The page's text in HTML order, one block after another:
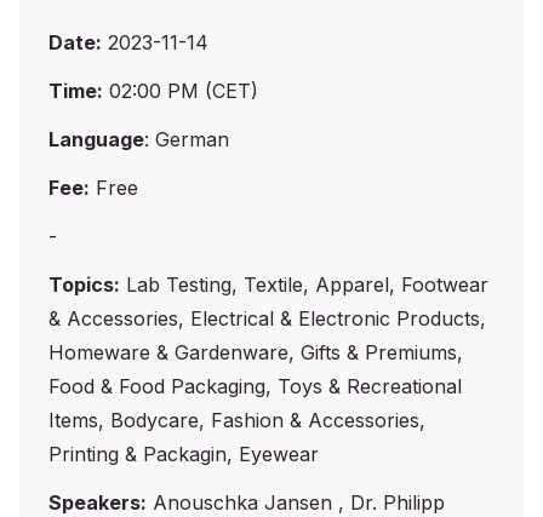
Date: 2023-11-14
Time: 02:00 PM (CET)
Language: German
Fee: Free
-
Topics: Lab Testing, Textile, Apparel, Footwear
& Accessories, Electrical & Electronic Products,
Homeware & Gardenware, Gifts & Premiums,
Food & Food Packaging, Toys & Recreational
Items, Bodycare, Fashion & Accessories,
Printing & Packagin, Eyewear
Speakers: Anouschka Jansen , Dr. Philipp